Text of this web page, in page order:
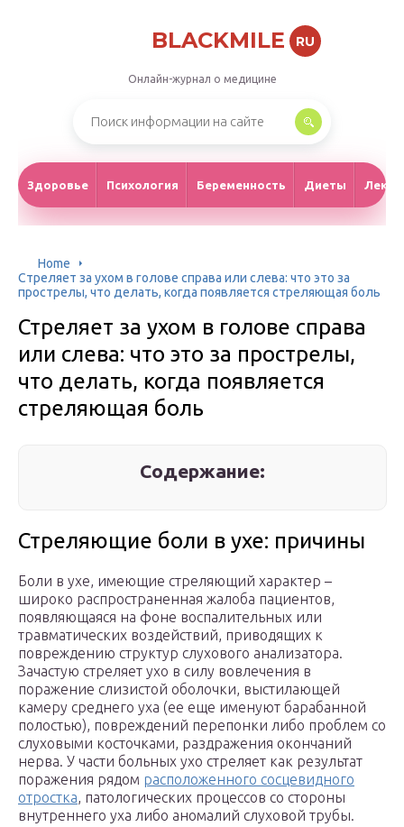
BLACKMILE RU
Онлайн-журнал о медицине
Здоровье Психология Беременность Диеты
Home
Стреляет за ухом в голове справа или слева: что это за
прострелы, что делать, когда появляется стреляющая боль
Стреляет за ухом в голове справа
или слева: что это за прострелы,
что делать, когда появляется
стреляющая боль
Содержание:
Стреляющие боли в ухе: причины
Боли в ухе, имеющие стреляющий характер –
широко распространенная жалоба пациентов,
появляющаяся на фоне воспалительных или
травматических воздействий, приводящих к
повреждению структур слухового анализатора.
Зачастую стреляет ухо в силу вовлечения в
поражение слизистой оболочки, выстилающей
камеру среднего уха (ее еще именуют барабанной
полостью), повреждений перепонки либо проблем со
слуховыми косточками, раздражения окончаний
нерва. У части больных ухо стреляет как результат
поражения рядом расположенного сосцевидного
отростка, патологических процессов со стороны
внутреннего уха либо аномалий слуховой трубы.